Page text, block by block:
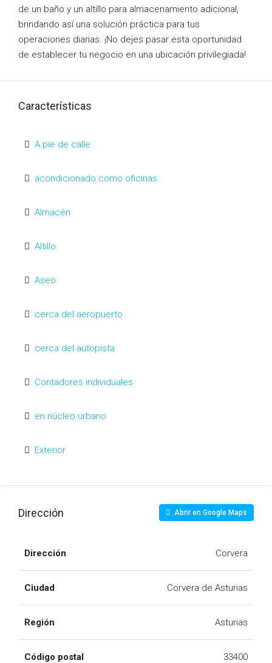
de un baño y un altillo para almacenamiento adicional,
brindando así una solución práctica para tus
operaciones diarias. ¡No dejes pasar esta oportunidad
de establecer tu negocio en una ubicación privilegiada!
Características
A pie de calle
acondicionado como oficinas
Almacén
Altillo
Aseo
cerca del aeropuerto
cerca del autopista
Contadores individuales
en núcleo urbano
Exterior
Dirección Abrir en Google Maps
Dirección Corvera
Ciudad Corvera de Asturias
Región Asturias
Código postal 33400